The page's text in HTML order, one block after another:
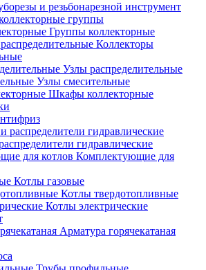
и резьбонарезной инструмент
группы
Группы коллекторные
Коллекторы
Узлы распределительные
Узлы смесительные
Шкафы коллекторные
гидравлические
Комплектующие для
Котлы газовые
Котлы твердотопливные
Котлы электрические
Арматура горячекатаная